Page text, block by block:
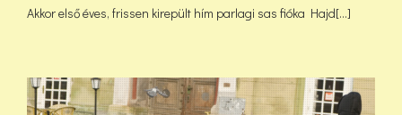
Akkor első éves, frissen kirepült hím parlagi sas fióka Hajd[...]